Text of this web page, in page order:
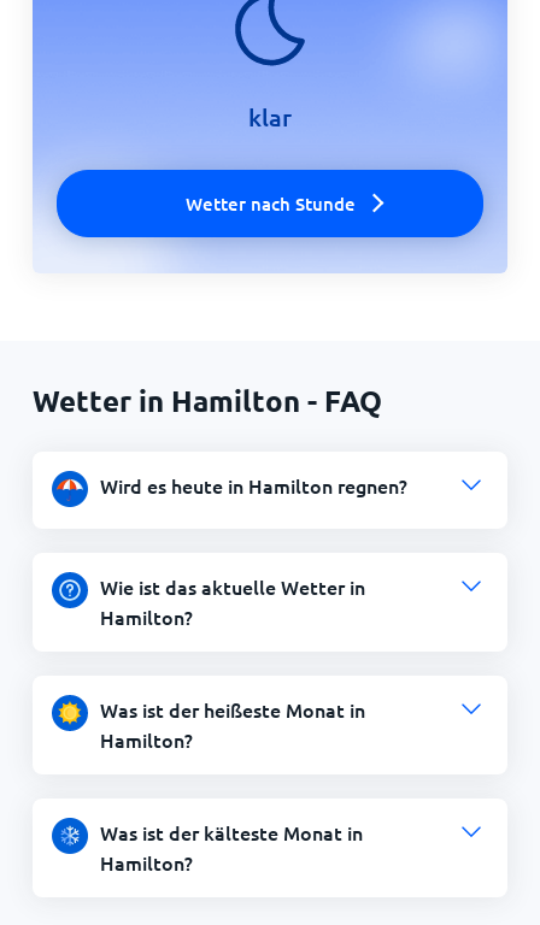
klar
Wetter nach Stunde
Wetter in Hamilton - FAQ
Wird es heute in Hamilton regnen?
Wie ist das aktuelle Wetter in
Hamilton?
Was ist der heißeste Monat in
Hamilton?
Was ist der kälteste Monat in
Hamilton?